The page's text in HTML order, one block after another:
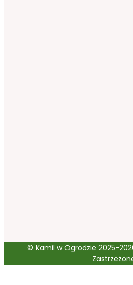
© Kamil w Ogrodzie 2025-